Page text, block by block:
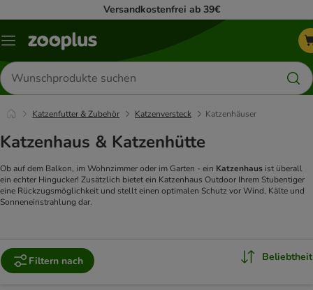
Versandkostenfrei ab 39€
Menü
Produkte
suchen
Katzenfutter & Zubehör Katzenversteck Katzenhäuser
Katzenhaus & Katzenhütte
Ob auf dem Balkon, im Wohnzimmer oder im Garten - ein Katzenhaus ist überall
ein echter Hingucker! Zusätzlich bietet ein Katzenhaus Outdoor Ihrem Stubentiger
eine Rückzugsmöglichkeit und stellt einen optimalen Schutz vor Wind, Kälte und
Sonneneinstrahlung dar.
Filtern nach Beliebtheit